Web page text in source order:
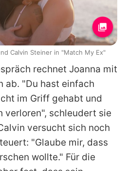
rechnet Joanna mit
ab. "Du hast einfach
im Griff gehabt und
verloren", schleudert sie
versucht sich noch
"Glaube mir, dass
wollte." Für die
Calvin Steiner in "Match My Ex"